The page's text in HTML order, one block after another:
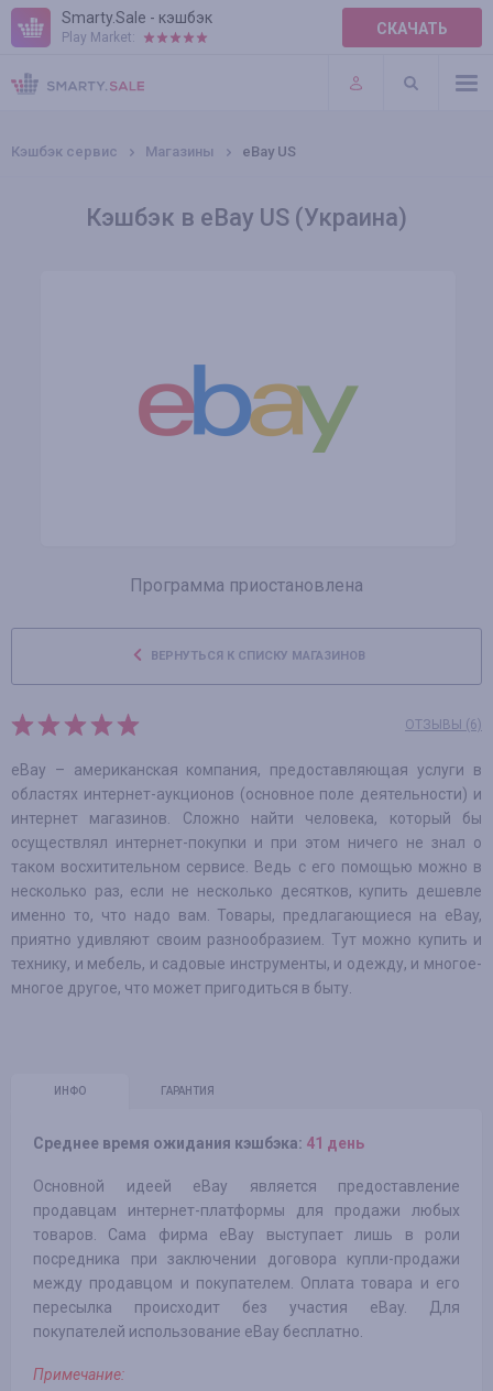
Smarty.Sale - кэшбэк
Play Market: СКАЧАТЬ
ПРАВИЛА
ПЛАГИНЫ
Кэшбэк сервис Магазины eBay US
Кэшбэк в eBay US (Украина)
Программа приостановлена
ВЕРНУТЬСЯ К СПИСКУ МАГАЗИНОВ
ОТЗЫВЫ (6)
eBay – американская компания, предоставляющая услуги в
областях интернет-аукционов (основное поле деятельности) и
интернет магазинов. Сложно найти человека, который бы
осуществлял интернет-покупки и при этом ничего не знал о
таком восхитительном сервисе. Ведь с его помощью можно в
несколько раз, если не несколько десятков, купить дешевле
именно то, что надо вам. Товары, предлагающиеся на eBay,
приятно удивляют своим разнообразием. Тут можно купить и
технику, и мебель, и садовые инструменты, и одежду, и многое-
многое другое, что может пригодиться в быту.
ИНФО ГАРАНТИЯ
Среднее время ожидания кэшбэка: 41 день
Основной идеей eBay является предоставление
продавцам интернет-платформы для продажи любых
товаров. Сама фирма eBay выступает лишь в роли
посредника при заключении договора купли-продажи
между продавцом и покупателем. Оплата товара и его
пересылка происходит без участия eBay. Для
покупателей использование eBay бесплатно.
Примечание: